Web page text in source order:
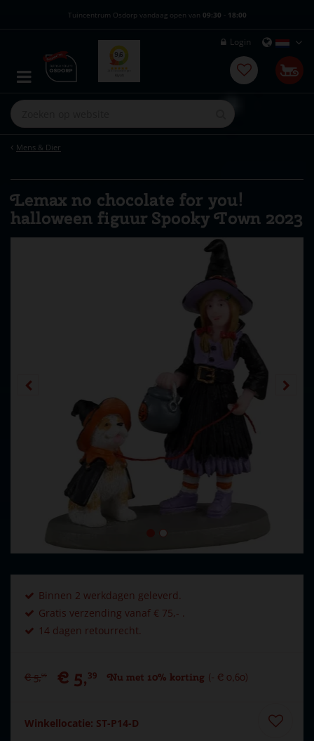
Mens & Dier
Tuincentrum Osdorp vandaag open van 09:30 - 18:00
Login
Lemax no chocolate for you!
halloween figuur Spooky Town 2023
Binnen 2 werkdagen geleverd.
Gratis verzending vanaf € 75,- .
14 dagen retourrecht.
€ 5,99 € 5,39 Nu met 10% korting € 0,60
Winkellocatie: ST-P14-D